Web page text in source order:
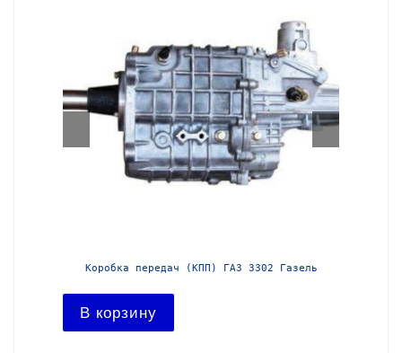
Коробка передач (КПП) ГАЗ 3302 Газель
В корзину